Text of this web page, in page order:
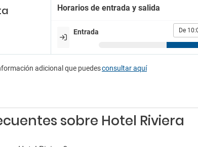
Parking
Horarios de entrada y salida
Entrada De
adicional que puedesconsultar aquí
sobre Hotel Riviera